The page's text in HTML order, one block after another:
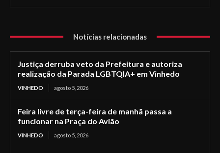
Notícias relacionadas
Justiça derruba veto da Prefeitura e autoriza
realização da Parada LGBTQIA+ em Vinhedo
VINHEDO agosto 5, 2026
Feira livre de terça-feira de manhã passa a
funcionar na Praça do Avião
VINHEDO agosto 5, 2026